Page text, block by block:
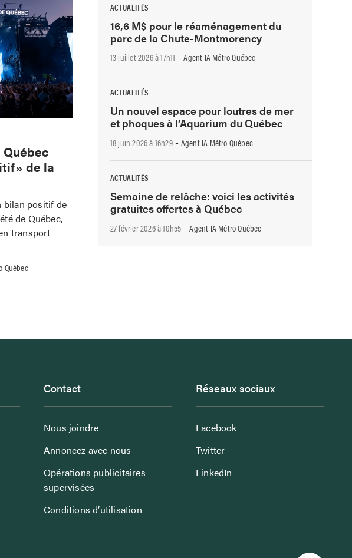
Québec
de la
bilan positif de
de Québec,
transport
Québec
ACTUALITÉS
16,6 M$ pour le réaménagement du
parc de la Chute-Montmorency
13 juillet 2026 à 17h11 -Agent IA Métro Québec
ACTUALITÉS
Un nouvel espace pour loutres de mer
et phoques à l’Aquarium du Québec
18 juin 2026 à 16h29-Agent IA Métro Québec
ACTUALITÉS
Semaine de relâche: voici les activités
gratuites offertes à Québec
27 février 2026 à 10h55 -Agent IA Métro Québec
Contact
Nous joindre
Annoncez avec nous
Opérations publicitaires
supervisées
Conditions d’utilisation
Réseaux sociaux
Facebook
Twitter
LinkedIn